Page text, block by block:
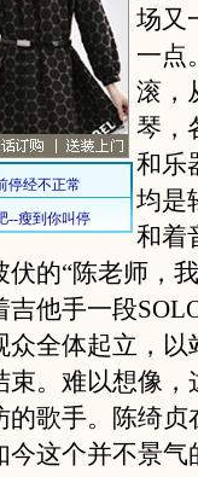
场又
一点
滚，
琴，
和乐
均是
和着
的“陈老师，
他手一段
全体起立，以
。难以想像，
歌手。陈绮贞
这个并不景气